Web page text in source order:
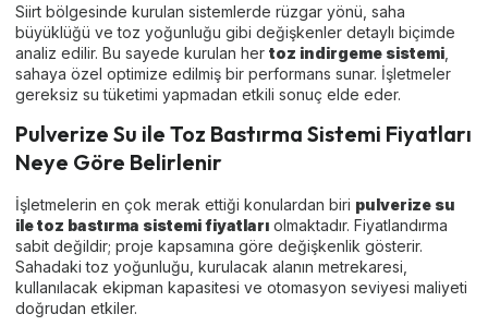
Siirt bölgesinde kurulan sistemlerde rüzgar yönü, saha
büyüklüğü ve toz yoğunluğu gibi değişkenler detaylı biçimde
analiz edilir. Bu sayede kurulan her toz indirgeme sistemi
sahaya özel optimize edilmiş bir performans sunar. İşletmeler
gereksiz su tüketimi yapmadan etkili sonuç elde eder.
Pulverize Su ile Toz Bastırma Sistemi Fiyatları
Neye Göre Belirlenir
İşletmelerin en çok merak ettiği konulardan biri pulverize su
ile toz bastırma sistemi fiyatları olmaktadır. Fiyatlandırma
sabit değildir; proje kapsamına göre değişkenlik gösterir.
Sahadaki toz yoğunluğu, kurulacak alanın metrekaresi,
kullanılacak ekipman kapasitesi ve otomasyon seviyesi maliyeti
doğrudan etkiler.